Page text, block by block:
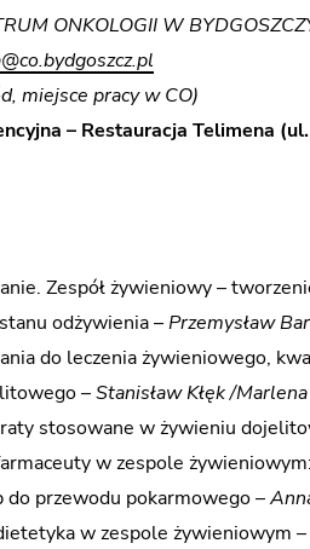
ONKOLOGII W
miejsce pracy w CO)
– Restauracja Telimena
Zespół żywieniowy –
odżywienia –Przemysław
do leczenia żywieniowego,
–Stanisław Kłęk /
stosowane w żywieniu
w zespole
do przewodu pokarmowego –
w zespole żywieniowym –